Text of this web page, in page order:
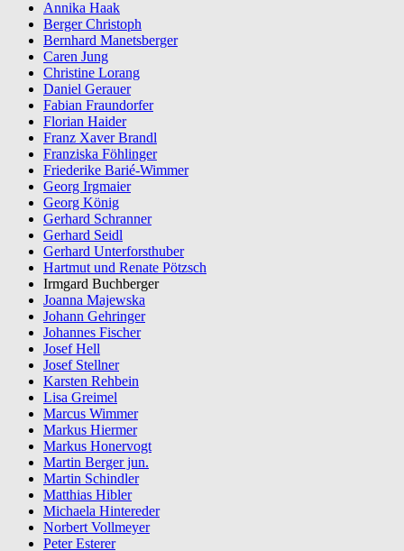
Annika Haak
Berger Christoph
Bernhard Manetsberger
Caren Jung
Christine Lorang
Daniel Gerauer
Fabian Fraundorfer
Florian Haider
Franz Xaver Brandl
Franziska Föhlinger
Friederike Barié-Wimmer
Georg Irgmaier
Georg König
Gerhard Schranner
Gerhard Seidl
Gerhard Unterforsthuber
Hartmut und Renate Pötzsch
Irmgard Buchberger
Joanna Majewska
Johann Gehringer
Johannes Fischer
Josef Hell
Josef Stellner
Karsten Rehbein
Lisa Greimel
Marcus Wimmer
Markus Hiermer
Markus Honervogt
Martin Berger jun.
Martin Schindler
Matthias Hibler
Michaela Hintereder
Norbert Vollmeyer
Peter Esterer